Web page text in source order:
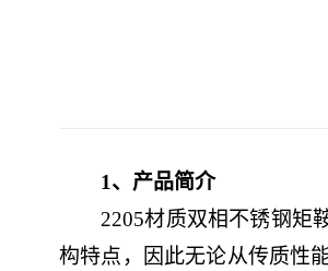
1、产品简介
2205材质双相不锈钢矩鞍
构特点，因此无论从传质性